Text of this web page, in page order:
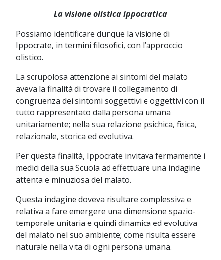
La visione olistica ippocratica
Possiamo identificare dunque la visione di
Ippocrate, in termini filosofici, con l’approccio
olistico.
La scrupolosa attenzione ai sintomi del malato
aveva la finalità di trovare il collegamento di
congruenza dei sintomi soggettivi e oggettivi con il
tutto rappresentato dalla persona umana
unitariamente; nella sua relazione psichica, fisica,
relazionale, storica ed evolutiva.
Per questa finalità, Ippocrate invitava fermamente i
medici della sua Scuola ad effettuare una indagine
attenta e minuziosa del malato.
Questa indagine doveva risultare complessiva e
relativa a fare emergere una dimensione spazio-
temporale unitaria e quindi dinamica ed evolutiva
del malato nel suo ambiente; come risulta essere
naturale nella vita di ogni persona umana.